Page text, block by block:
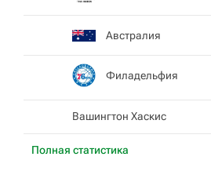
Полная статистика
Австралия
Филадельфия
Вашингтон Хаскис